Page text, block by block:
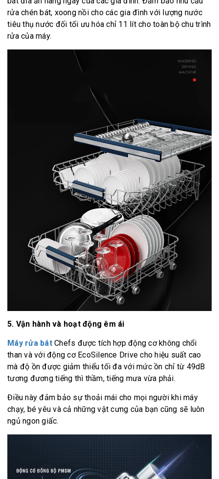
rửa chén bát, xoong nồi cho các gia đình với lượng nước
tiêu thụ nước đối tối ưu hóa chỉ 11 lít cho toàn bộ chu trình
rửa của máy.
5. Vận hành và hoạt động êm ái
Máy rửa bátChefs được tích hợp động cơ không chổi
than và với động cơ EcoSilence Drive cho hiệu suất cao
mà độ ồn được giảm thiểu tối đa với mức ồn chỉ từ 49dB
tương đương tiếng thì thầm, tiếng mưa vừa phải.
Điều này đảm bảo sự thoải mái cho mọi người khi máy
chạy, bé yêu và cả những vật cưng của bạn cũng sẽ luôn
ngủ ngon giấc.